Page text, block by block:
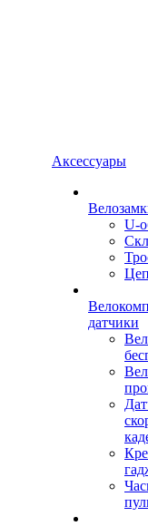
Аксессуары
U-
датчики